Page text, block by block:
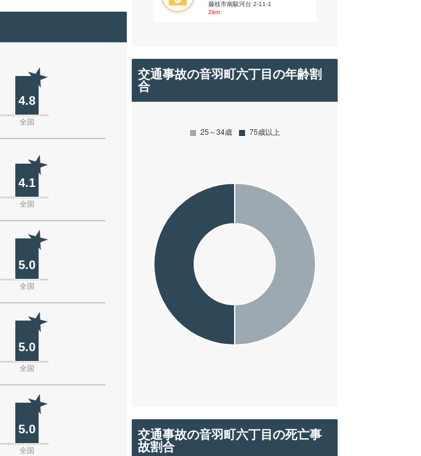
4.8
全国
4.1
全国
5.0
全国
5.0
全国
5.0
全国
藤枝市南駿河台 2-11-1
2km
交通事故の音羽町六丁目の年齢割
合
交通事故の音羽町六丁目の死亡事
故割合